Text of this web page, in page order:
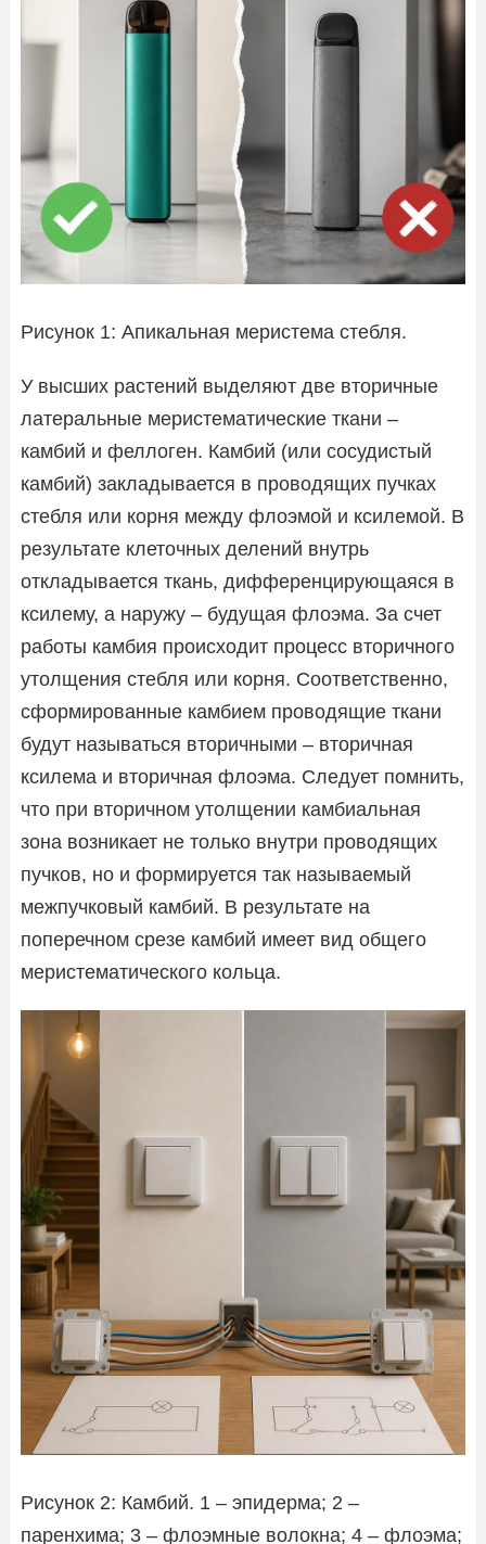
Рисунок 1: Апикальная меристема стебля.
У высших растений выделяют две вторичные
латеральные меристематические ткани –
камбий и феллоген. Камбий (или сосудистый
камбий) закладывается в проводящих пучках
стебля или корня между флоэмой и ксилемой. В
результате клеточных делений внутрь
откладывается ткань, дифференцирующаяся в
ксилему, а наружу – будущая флоэма. За счет
работы камбия происходит процесс вторичного
утолщения стебля или корня. Соответственно,
сформированные камбием проводящие ткани
будут называться вторичными – вторичная
ксилема и вторичная флоэма. Следует помнить,
что при вторичном утолщении камбиальная
зона возникает не только внутри проводящих
пучков, но и формируется так называемый
межпучковый камбий. В результате на
поперечном срезе камбий имеет вид общего
меристематического кольца.
Рисунок 2: Камбий. 1 – эпидерма; 2 –
паренхима; 3 – флоэмные волокна; 4 – флоэма;